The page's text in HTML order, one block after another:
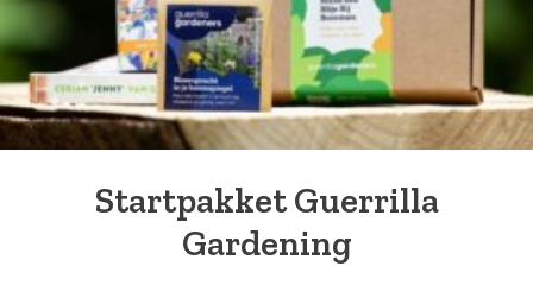
Blog
Over ons
Contact
Startpakket Guerrilla
Gardening